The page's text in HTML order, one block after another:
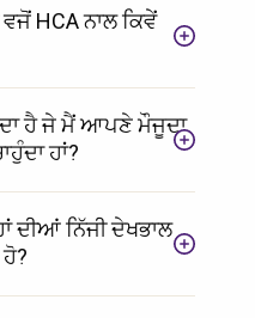
HCA ਨਾਲ ਕਿਵੇਂ
ਹੈ ਜੇ ਮੈਂ ਆਪਣੇ ਮੌਜੂਦਾ
ਹਾਂ?
ਦੀਆਂ ਨਿੱਜੀ ਦੇਖਭਾਲ